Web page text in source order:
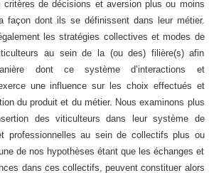
de décisions et aversion plus ou moins
façon dont ils se définissent dans leur métier.
les stratégies collectives et modes de
au sein de la (ou des) filière(s) afin
dont ce système d’interactions et
exerce une influence sur les choix effectués et
du produit et du métier. Nous examinons plus
des viticulteurs dans leur système de
professionnelles au sein de collectifs plus ou
de nos hypothèses étant que les échanges et
dans ces collectifs, peuvent constituer alors